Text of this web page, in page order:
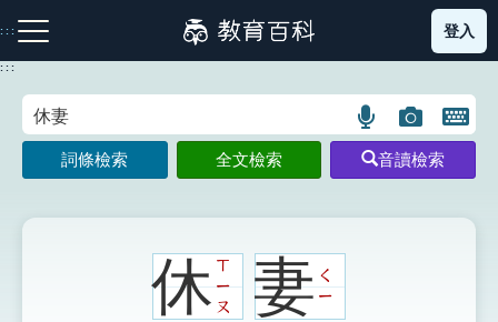
到
主
:::
注音索引圖示 筆畫索引圖示 部首索引表圖示
登入
:::
語
言
搜
圖
片
搜
開
鍵
圖
詞條檢索 全文檢索 音讀檢索
休ㄒ
ㄧ
ㄡ
妻ㄑ
ㄧ